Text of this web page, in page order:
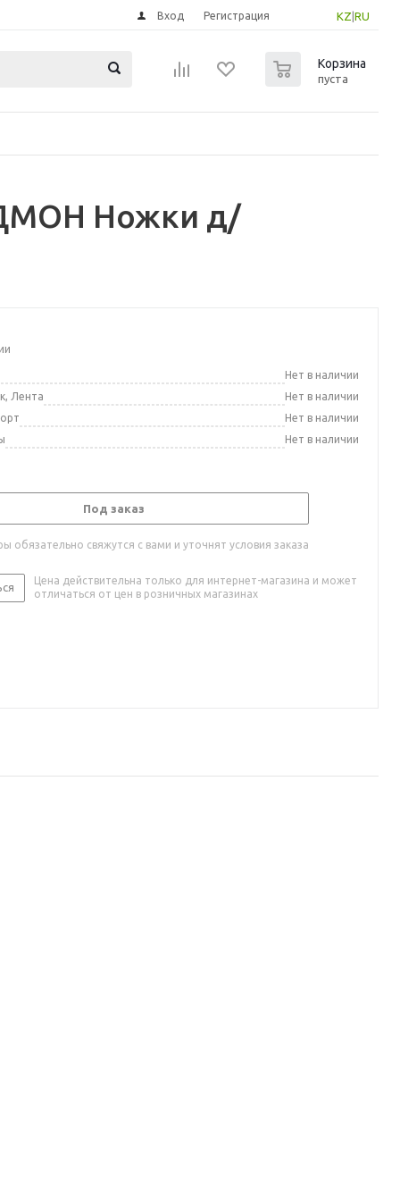
KZ RU
Вход Регистрация
Корзина
пуста
Ножки д/
Нет в наличии
Лента
Нет в наличии
Нет в наличии
Нет в наличии
Под заказ
обязательно свяжутся с вами и уточнят условия заказа
Цена действительна только для интернет-магазина и может
отличаться от цен в розничных магазинах